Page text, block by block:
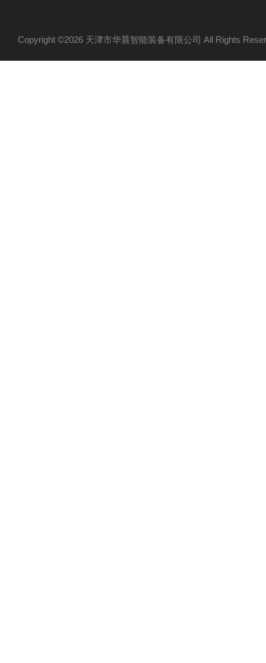
Copyright ©2026 天津市华晨智能装备有限公司 All Rights